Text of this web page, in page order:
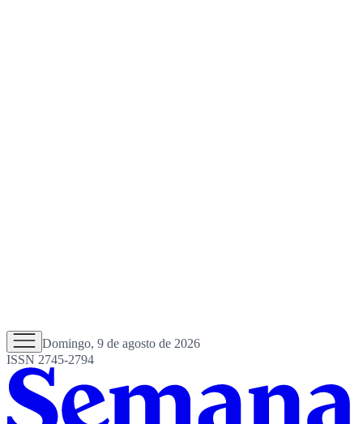
Domingo, 9 de agosto de 2026
ISSN 2745-2794